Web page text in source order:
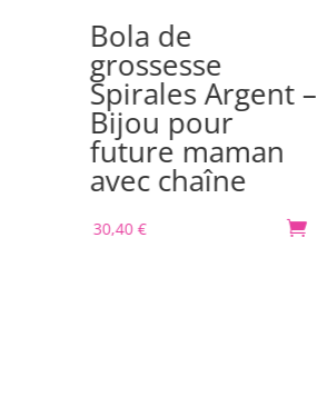
Bola de
grossesse
Spirales Argent –
Bijou pour
future maman
avec chaîne
30,40€ 